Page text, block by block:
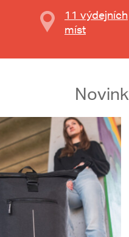
11 výdejních
míst